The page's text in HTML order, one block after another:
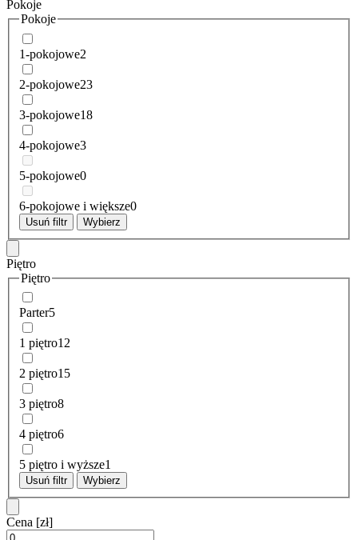
Pokoje
Pokoje
1-pokojowe2
2-pokojowe23
3-pokojowe18
4-pokojowe3
5-pokojowe0
6-pokojowe i większe0
Usuń filtr Wybierz
Piętro
Piętro
Parter5
1 piętro12
2 piętro15
3 piętro8
4 piętro6
5 piętro i wyższe1
Usuń filtr Wybierz
Cena [zł]